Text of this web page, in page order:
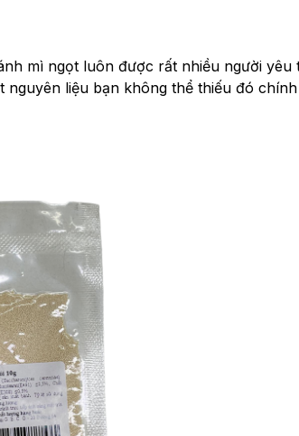
mì ngọt luôn được rất nhiều người yêu
liệu bạn không thể thiếu đó